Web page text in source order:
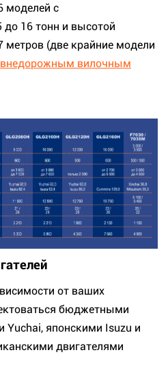
моделей с
16 тонн и высотой
(две крайние модели
внедорожным вилочным
от ваших
бюджетными
Yuchai, японскими Isuzu и
двигателями